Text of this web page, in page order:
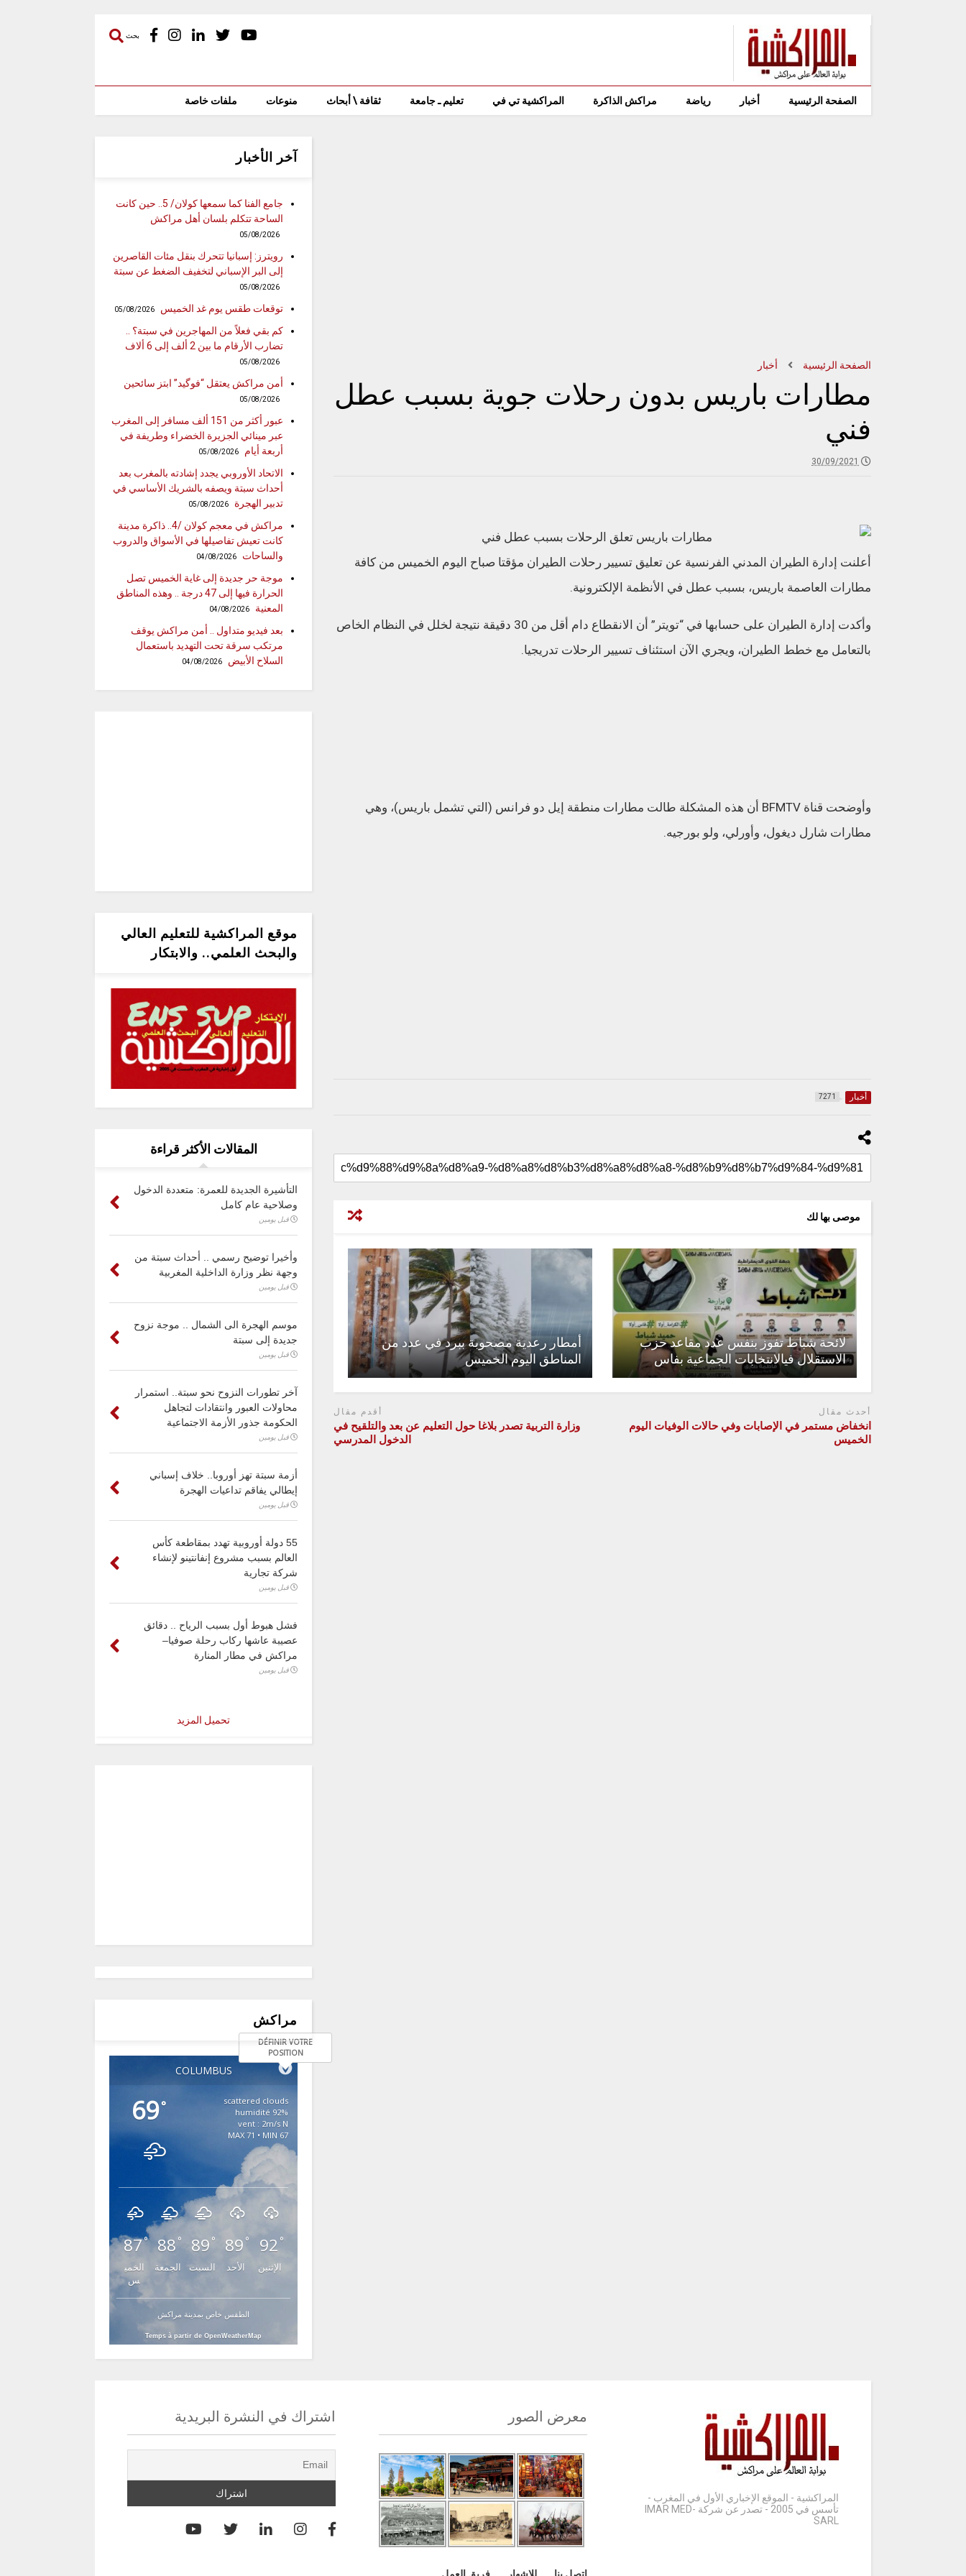
بحث
الصفحة الرئيسية أخبار رياضة مراكش الذاكرة المراكشية تي في تعليم ـ جامعة ثقافة \ أبحاث منوعات ملفات خاصة
الصفحة الرئيسية أخبار
مطارات باريس بدون رحلات جوية بسبب عطل
فني
30/09/2021
أعلنت إدارة الطيران المدني الفرنسية عن تعليق تسيير رحلات الطيران مؤقتا صباح اليوم الخميس من كافة
مطارات العاصمة باريس، بسبب عطل في الأنظمة الإلكترونية.
وأكدت إدارة الطيران على حسابها في “تويتر” أن الانقطاع دام أقل من 30 دقيقة نتيجة لخلل في النظام الخاص
بالتعامل مع خطط الطيران، ويجري الآن استئناف تسيير الرحلات تدريجيا.
وأوضحت قناة BFMTV أن هذه المشكلة طالت مطارات منطقة إيل دو فرانس (التي تشمل باريس)، وهي
مطارات شارل ديغول، وأورلي، ولو بورجيه.
أخبار 7271
موصى بها لك
لائحة شباط تفوز بنفس عدد مقاعد حزب
الاستقلال فيالانتخابات الجماعية بفاس
أمطار رعدية مصحوبة ببرد في عدد من
المناطق اليوم الخميس
أحدث مقال
انخفاض مستمر في الإصابات وفي حالات الوفيات اليوم
الخميس
أقدم مقال
وزارة التربية تصدر بلاغا حول التعليم عن بعد والتلقيح في
الدخول المدرسي
آخر الأخبار
جامع الفنا كما سمعها كولان/ 5.. حين كانت
الساحة تتكلم بلسان أهل مراكش
05/08/2026
رويترز: إسبانيا تتحرك بنقل مئات القاصرين
إلى البر الإسباني لتخفيف الضغط عن سبتة
05/08/2026
توقعات طقس يوم غد الخميس 05/08/2026
كم بقي فعلاً من المهاجرين في سبتة؟ ..
تضارب الأرقام ما بين 2 ألف إلى 6 ألاف
05/08/2026
أمن مراكش يعتقل “فوگيد” ابتز سائحين
05/08/2026
عبور أكثر من 151 ألف مسافر إلى المغرب
عبر مينائي الجزيرة الخضراء وطريفة في
أربعة أيام
05/08/2026
الاتحاد الأوروبي يجدد إشادته بالمغرب بعد
أحداث سبتة ويصفه بالشريك الأساسي في
تدبير الهجرة
05/08/2026
مراكش في معجم كولان /4.. ذاكرة مدينة
كانت تعيش تفاصيلها في الأسواق والدروب
والساحات
04/08/2026
موجة حر جديدة إلى غاية الخميس تصل
الحرارة فيها إلى 47 درجة .. وهذه المناطق
المعنية
04/08/2026
بعد فيديو متداول .. أمن مراكش يوقف
مرتكب سرقة تحت التهديد باستعمال
السلاح الأبيض
04/08/2026
موقع المراكشية للتعليم العالي
والبحث العلمي.. والابتكار
المقالات الأكثر قراءة
التأشيرة الجديدة للعمرة: متعددة الدخول
وصلاحية عام كامل
قبل يومين
وأخيرا توضيح رسمي .. أحداث سبتة من
وجهة نظر وزارة الداخلية المغربية
قبل يومين
موسم الهجرة الى الشمال .. موجة نزوح
جديدة إلى سبتة
قبل يومين
آخر تطورات النزوح نحو سبتة.. استمرار
محاولات العبور وانتقادات لتجاهل
الحكومة جذور الأزمة الاجتماعية
قبل يومين
أزمة سبتة تهز أوروبا.. خلاف إسباني
إيطالي يفاقم تداعيات الهجرة
قبل يومين
55 دولة أوروبية تهدد بمقاطعة كأس
العالم بسبب مشروع إنفانتينو لإنشاء
شركة تجارية
قبل يومين
فشل هبوط أول بسبب الرياح .. دقائق
عصيبة عاشها ركاب رحلة صوفيا–
مراكش في مطار المنارة
قبل يومين
تحميل المزيد
مراكش
COLUMBUS
DÉFINIR VOTRE
POSITION
69°
scattered clouds
92% humidité
vent : 2m/s N
MAX 71 • MIN 67
87°
الخمي
س
88 °
الجمعة
89 °
السبت
89 °
الأحد
92 °
الإثنين
الطقس خاص بمدينة مراكش
Temps à partir de OpenWeatherMap
المراكشية - الموقع الإخباري الأول في المغرب -
تأسس في 2005 - تصدر عن شركة IMAR MED-
SARL
معرض الصور اشتراك في النشرة البريدية